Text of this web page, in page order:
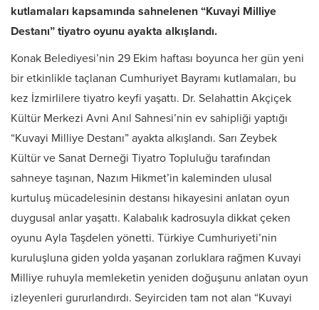
kutlamaları kapsamında sahnelenen “Kuvayi Milliye
Destanı” tiyatro oyunu ayakta alkışlandı.
Konak Belediyesi’nin 29 Ekim haftası boyunca her gün yeni
bir etkinlikle taçlanan Cumhuriyet Bayramı kutlamaları, bu
kez İzmirlilere tiyatro keyfi yaşattı. Dr. Selahattin Akçiçek
Kültür Merkezi Avni Anıl Sahnesi’nin ev sahipliği yaptığı
“Kuvayi Milliye Destanı” ayakta alkışlandı. Sarı Zeybek
Kültür ve Sanat Derneği Tiyatro Topluluğu tarafından
sahneye taşınan, Nazım Hikmet’in kaleminden ulusal
kurtuluş mücadelesinin destansı hikayesini anlatan oyun
duygusal anlar yaşattı. Kalabalık kadrosuyla dikkat çeken
oyunu Ayla Taşdelen yönetti. Türkiye Cumhuriyeti’nin
kuruluşluna giden yolda yaşanan zorluklara rağmen Kuvayi
Milliye ruhuyla memleketin yeniden doğuşunu anlatan oyun
izleyenleri gururlandırdı. Seyirciden tam not alan “Kuvayi